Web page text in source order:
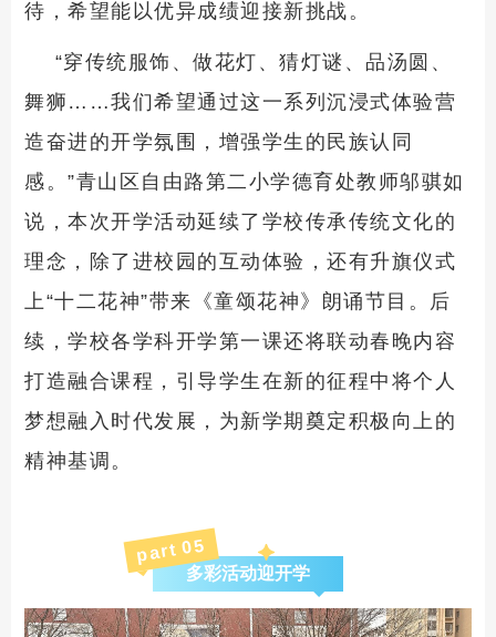
待，希望能以优异成绩迎接新挑战。
“穿传统服饰、做花灯、猜灯谜、品汤圆、
舞狮……我们希望通过这一系列沉浸式体验营
造奋进的开学氛围，增强学生的民族认同
感。”青山区自由路第二小学德育处教师邬骐如
说，本次开学活动延续了学校传承传统文化的
理念，除了进校园的互动体验，还有升旗仪式
上“十二花神”带来《童颂花神》朗诵节目。后
续，学校各学科开学第一课还将联动春晚内容
打造融合课程，引导学生在新的征程中将个人
梦想融入时代发展，为新学期奠定积极向上的
精神基调。
part 05
多彩活动迎开学